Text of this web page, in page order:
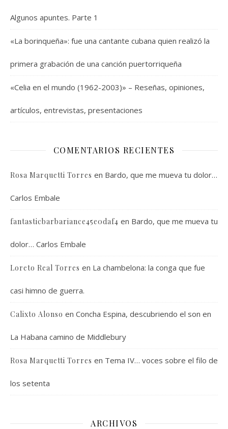
Algunos apuntes. Parte 1
«La borinqueña»: fue una cantante cubana quien realizó la
primera grabación de una canción puertorriqueña
«Celia en el mundo (1962-2003)» – Reseñas, opiniones,
artículos, entrevistas, presentaciones
COMENTARIOS RECIENTES
Rosa Marquetti Torres en Bardo, que me mueva tu dolor…
Carlos Embale
fantasticbarbariance45e0daf4 en Bardo, que me mueva tu
dolor… Carlos Embale
Loreto Real Torres en La chambelona: la conga que fue
casi himno de guerra.
Calixto Alonso en Concha Espina, descubriendo el son en
La Habana camino de Middlebury
Rosa Marquetti Torres en Tema IV… voces sobre el filo de
los setenta
ARCHIVOS